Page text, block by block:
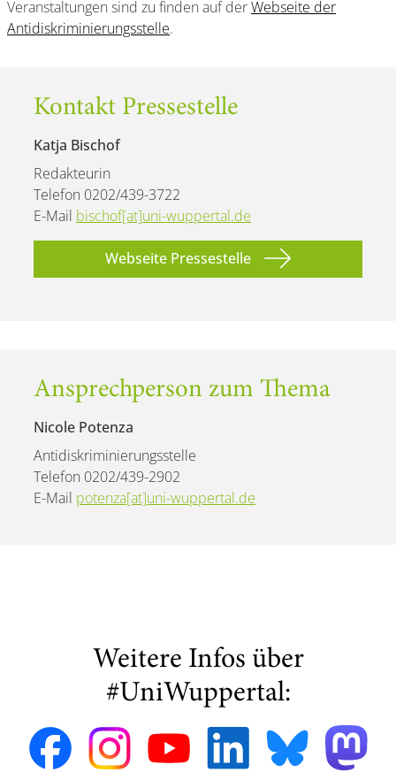
Veranstaltungen sind zu finden auf derWebseite der
Antidiskriminierungsstelle.
Kontakt Pressestelle
Katja Bischof
Redakteurin
Telefon 0202/439-3722
E-Mail bischof[at]uni-wuppertal.de
Webseite Pressestelle
Ansprechperson zum Thema
Nicole Potenza
Antidiskriminierungsstelle
Telefon 0202/439-2902
E-Mail potenza[at]uni-wuppertal.de
Weitere Infos über
#UniWuppertal: